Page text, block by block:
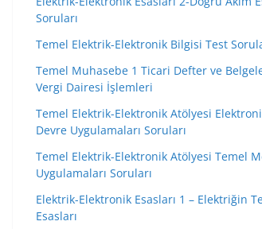
Soruları
Temel Elektrik-Elektronik Bilgisi Test
Temel Muhasebe 1 Ticari Defter ve
Vergi Dairesi İşlemleri
Temel Elektrik-Elektronik Atölyesi
Devre Uygulamaları Soruları
Temel Elektrik-Elektronik Atölyesi Temel
Uygulamaları Soruları
Elektrik-Elektronik Esasları 1 – Elektriğin
Esasları